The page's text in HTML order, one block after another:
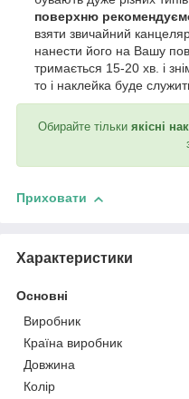
поверхню
взяти звичайний
нанести його на Вашу
тримається 15-20 хв. і
то і наклейка буде
Обирайте тільки якісні
Приховати
Характеристики
Основні
Виробник
Країна виробник
Довжина
Колір